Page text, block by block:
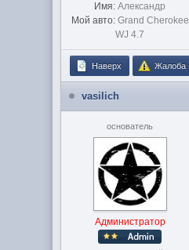
Имя: Александр
Мой авто: Grand Cherokee
WJ 4.7
Наверх Жалоба
vasilich
основатель
Администратор